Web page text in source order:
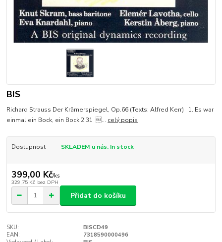
BIS
Richard Strauss Der Krämerspiegel, Op.66 (Texts: Alfred Kerr) 1. Es war
einmal ein Bock, ein Bock 2'31 ... celý popis
Dostupnost SKLADEM u nás. In stock
399,00 Kč/ks
329,75 Kč bez DPH
Přidat do košíku
SKU:
BISCD49
EAN:
7318590000496